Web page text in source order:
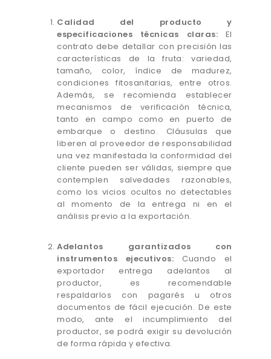
Calidad del producto y
especificaciones técnicas claras: El
contrato debe detallar con precisión las
características de la fruta: variedad,
tamaño, color, índice de madurez,
condiciones fitosanitarias, entre otros.
Además, se recomienda establecer
mecanismos de verificación técnica,
tanto en campo como en puerto de
embarque o destino. Cláusulas que
liberen al proveedor de responsabilidad
una vez manifestada la conformidad del
cliente pueden ser válidas, siempre que
contemplen salvedades razonables,
como los vicios ocultos no detectables
al momento de la entrega ni en el
análisis previo a la exportación.
Adelantos garantizados con
instrumentos ejecutivos: Cuando el
exportador entrega adelantos al
productor, es recomendable
respaldarlos con pagarés u otros
documentos de fácil ejecución. De este
modo, ante el incumplimiento del
productor, se podrá exigir su devolución
de forma rápida y efectiva.